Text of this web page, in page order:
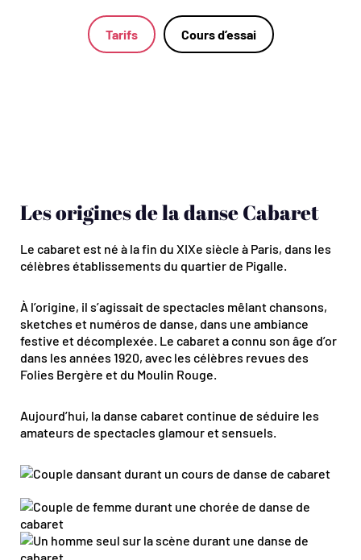
Tarifs Cours d’essai
Les origines de la danse Cabaret
Le cabaret est né à la fin du XIXe siècle à Paris, dans les
célèbres établissements du quartier de Pigalle.
À l’origine, il s’agissait de spectacles mêlant chansons,
sketches et numéros de danse, dans une ambiance
festive et décomplexée. Le cabaret a connu son âge d’or
dans les années 1920, avec les célèbres revues des
Folies Bergère et du Moulin Rouge.
Aujourd’hui, la danse cabaret continue de séduire les
amateurs de spectacles glamour et sensuels.